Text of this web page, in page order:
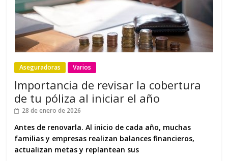
Aseguradoras Varios
Importancia de revisar la cobertura
de tu póliza al iniciar el año
28 de enero de 2026
Antes de renovarla. Al inicio de cada año, muchas
familias y empresas realizan balances financieros,
actualizan metas y replantean sus